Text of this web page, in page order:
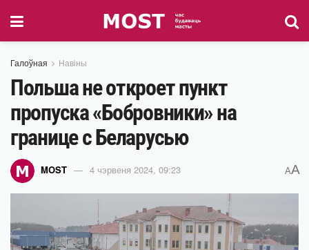
Галоўная Навіны
Польша не откроет пункт
пропуска «Бобровники» на
границе с Беларусью
MOST 4 чэрвеня 2024, 09:23 AA